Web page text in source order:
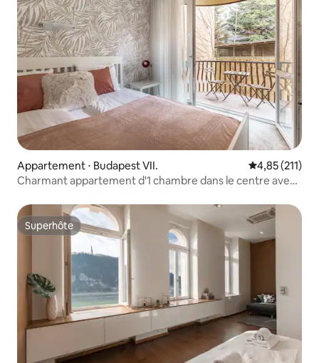
Appartement ⋅ Budapest VII. Évaluation
4,85 (211)
Charmant appartement d'1 chambre dans le centre avec
Superhôte
Superhôte